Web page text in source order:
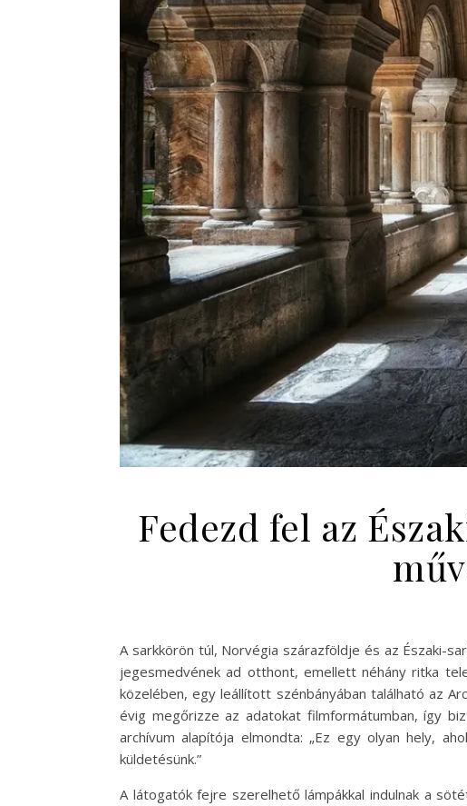
Fedezd fel az
A sarkkörön túl, Norvégia szárazföldje és az Északi-
jegesmedvének ad otthont, emellett néhány ritka
közelében, egy leállított szénbányában található az
évig megőrizze az adatokat filmformátumban, így
archívum alapítója elmondta: „Ez egy olyan hely,
küldetésünk.”
A látogatók fejre szerelhető lámpákkal indulnak a